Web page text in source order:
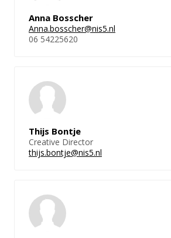
Anna Bosscher
Anna.bosscher@nis5.nl
06 54225620
Thijs Bontje
Creative Director
thijs.bontje@nis5.nl